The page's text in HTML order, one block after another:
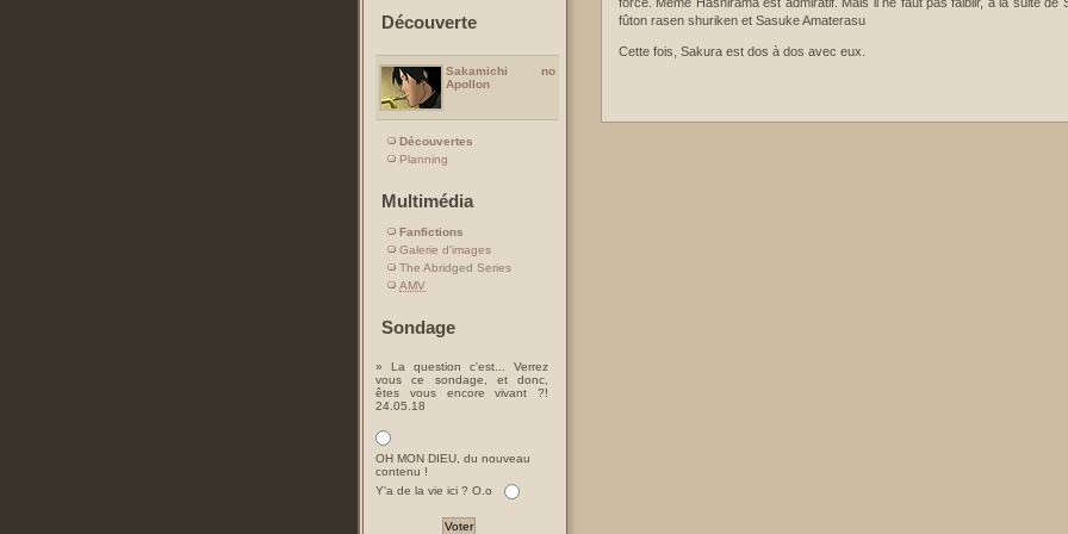
Découverte
Sakamichi no
Apollon
Découvertes
Planning
Multimédia
Fanfictions
Galerie d'images
The Abridged Series
AMV
Sondage
» La question c'est... Verrez
vous ce sondage, et donc,
êtes vous encore vivant ?!
24.05.18
OH MON DIEU, du nouveau
contenu !
Y'a de la vie ici ? O.o
fûton rasen shuriken et Sasuke Amaterasu
Cette fois, Sakura est dos à dos avec eux.